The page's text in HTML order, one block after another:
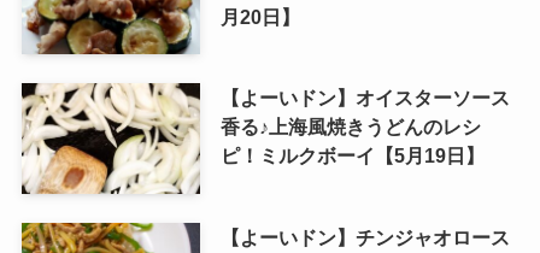
月20日】
【よーいドン】オイスターソース
香る♪上海風焼きうどんのレシ
ピ！ミルクボーイ【5月19日】
【よーいドン】チンジャオロース